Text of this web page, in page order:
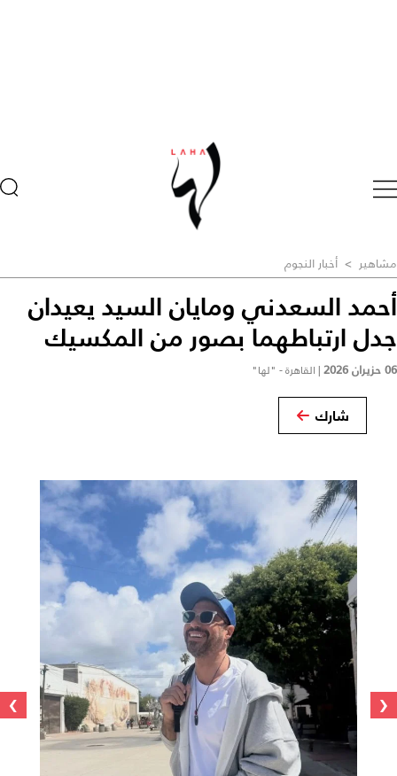
مشاهير > أخبار النجوم
أحمد السعدني ومايان السيد يعيدان
جدل ارتباطهما بصور من المكسيك
06 حزيران 2026 | القاهرة - "لها"
شارك
‹
›